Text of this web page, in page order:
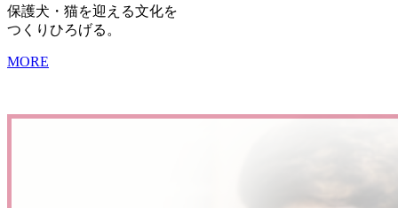
保護犬・猫を迎える文化を
つくりひろげる。
MORE